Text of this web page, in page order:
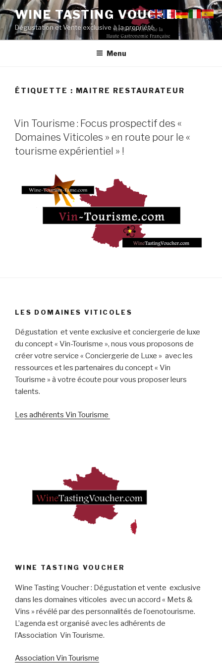
Aller
au
contenu
principal
WINE TASTING VOUCHER
Dégustation et Vente exclusive à la propriété
Menu
ÉTIQUETTE : MAITRE RESTAURATEUR
PUBLIÉ
LE
Vin Tourisme : Focus prospectif des «
Domaines Viticoles » en route pour le «
tourisme expérientiel » !
LES DOMAINES VITICOLES
Dégustation et vente exclusive et conciergerie de luxe
du concept « Vin-Tourisme », nous vous proposons de
créer votre service « Conciergerie de Luxe » avec les
ressources et les partenaires du concept « Vin
Tourisme » à votre écoute pour vous proposer leurs
talents.
Les adhérents Vin Tourisme
WINE TASTING VOUCHER
Wine Tasting Voucher : Dégustation et vente exclusive
dans les domaines viticoles avec un accord « Mets &
Vins » révélé par des personnalités de l’oenotourisme.
L’agenda est organisé avec les adhérents de
l’Association Vin Tourisme.
Association Vin Tourisme